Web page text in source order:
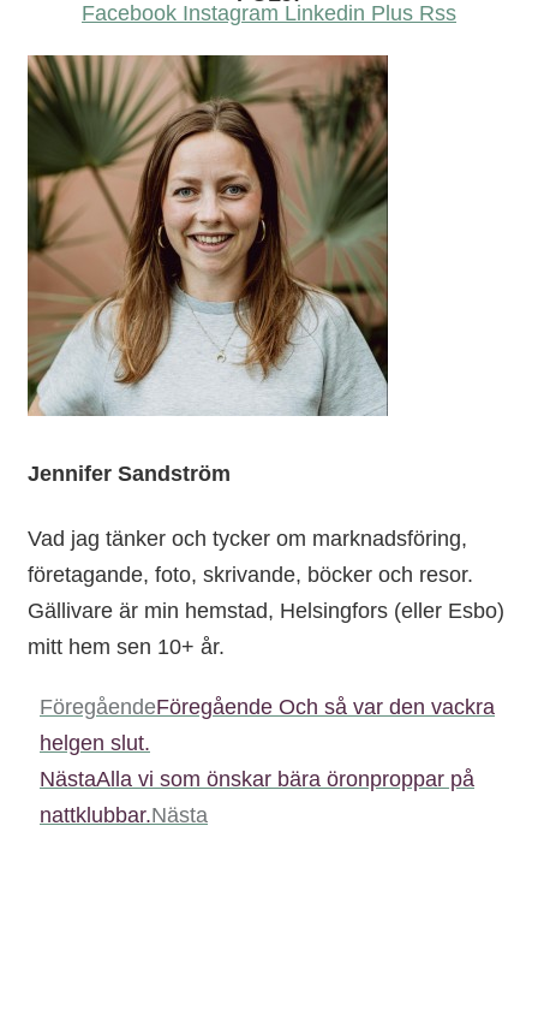
Facebook Instagram Linkedin Plus Rss
Jennifer Sandström
Vad jag tänker och tycker om marknadsföring,
företagande, foto, skrivande, böcker och resor.
Gällivare är min hemstad, Helsingfors (eller Esbo)
mitt hem sen 10+ år.
FöregåendeFöregående Och så var den vackra
helgen slut.
NästaAlla vi som önskar bära öronproppar på
nattklubbar.Nästa